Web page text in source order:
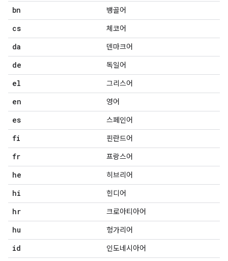
bn 뱅골어
cs 체코어
da 덴마크어
de 독일어
el 그리스어
en 영어
es 스페인어
fi 핀란드어
fr 프랑스어
he 히브리어
hi 힌디어
hr 크로아티아어
hu 헝가리어
id 인도네시아어